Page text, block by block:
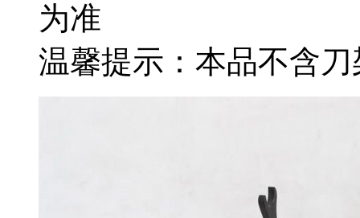
为准
温馨提示：本品不含